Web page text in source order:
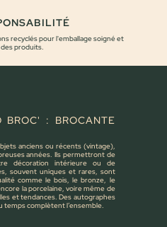
recyclés pour l'emballage soigné et
produits.
BROC' : BROCANTE
anciens ou récents (vintage),
années. Ils permettront de
décoration intérieure ou de
souvent uniques et rares, sont
comme le bois, le bronze, le
la porcelaine, voire même de
et tendances. Des autographes
temps complètent l’ensemble.